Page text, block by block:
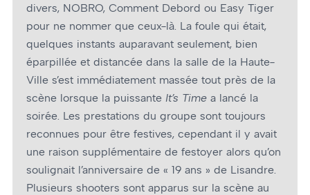
divers, NOBRO, Comment Debord ou Easy Tiger
pour ne nommer que ceux-là. La foule qui était,
quelques instants auparavant seulement, bien
éparpillée et distancée dans la salle de la Haute-
Ville s’est immédiatement massée tout près de la
scène lorsque la puissante It’s Time a lancé la
soirée. Les prestations du groupe sont toujours
reconnues pour être festives, cependant il y avait
une raison supplémentaire de festoyer alors qu’on
soulignait l’anniversaire de « 19 ans » de Lisandre.
Plusieurs shooters sont apparus sur la scène au